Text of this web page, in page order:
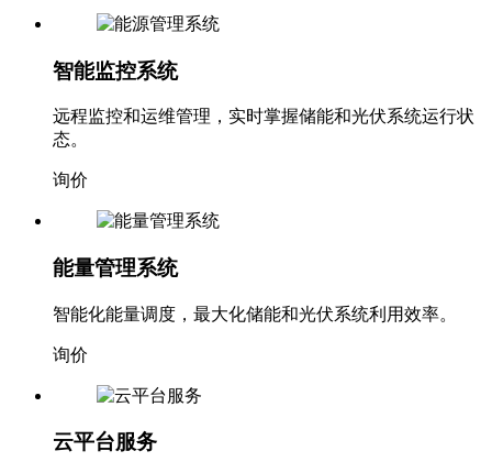
智能监控系统
远程监控和运维管理，实时掌握储能和光伏系统运行状
态。
询价
能量管理系统
智能化能量调度，最大化储能和光伏系统利用效率。
询价
云平台服务